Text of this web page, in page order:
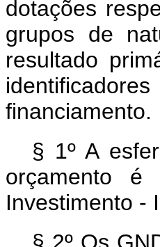
dotações
grupos de
resultado
financiamento.
§ 1º A
orçamento
Investimento -